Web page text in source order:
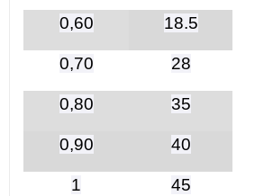
0,60 18.5
0,70 28
0,80 35
0,90 40
1 45